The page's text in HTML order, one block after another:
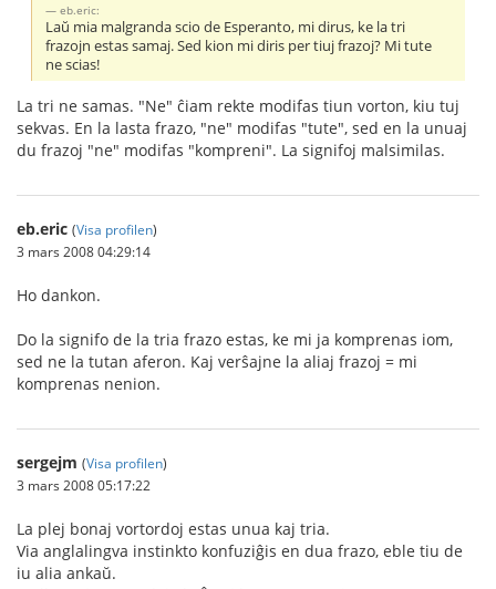
eb.eric:
Laŭ mia malgranda scio de Esperanto, mi dirus, ke la tri
frazojn estas samaj. Sed kion mi diris per tiuj frazoj? Mi tute
ne scias!
La tri ne samas. "Ne" ĉiam rekte modifas tiun vorton, kiu tuj
sekvas. En la lasta frazo, "ne" modifas "tute", sed en la unuaj
du frazoj "ne" modifas "kompreni". La signifoj malsimilas.
eb.eric (Visa profilen)
3 mars 2008 04:29:14
Ho dankon.
Do la signifo de la tria frazo estas, ke mi ja komprenas iom,
sed ne la tutan aferon. Kaj verŝajne la aliaj frazoj = mi
komprenas nenion.
sergejm (Visa profilen)
3 mars 2008 05:17:22
La plej bonaj vortordoj estas unua kaj tria.
Via anglalingva instinkto konfuziĝis en dua frazo, eble tiu de
iu alia ankaŭ.